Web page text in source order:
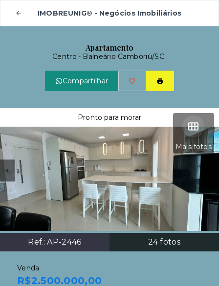
IMOBREUNIG® - Negócios Imobiliários
Apartamento
Centro - Balneário Camboriú/SC
Compartilhar
Mais fotos
Ref.:AP-2446 24fotos
Pronto para morar
Venda
R$2.500.000,00